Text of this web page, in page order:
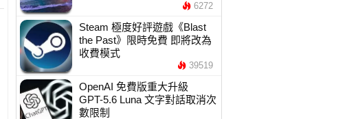
6272
Steam 極度好評遊戲《Blast
the Past》限時免費 即將改為
收費模式
39519
OpenAI 免費版重大升級
GPT-5.6 Luna 文字對話取消次
數限制